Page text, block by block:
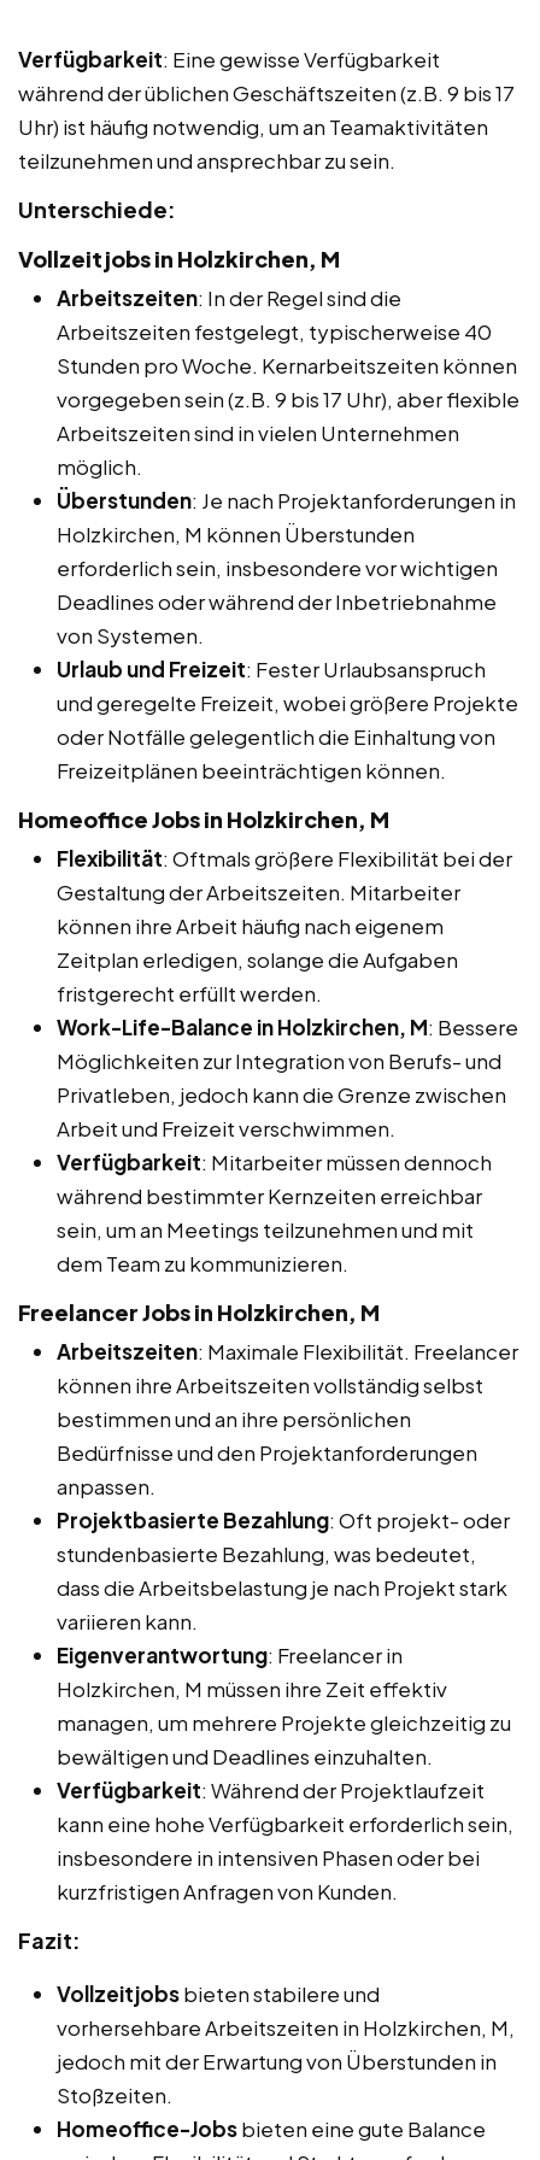
Verfügbarkeit: Eine gewisse Verfügbarkeit
während der üblichen Geschäftszeiten (z.B. 9 bis 17
Uhr) ist häufig notwendig, um an Teamaktivitäten
teilzunehmen und ansprechbar zu sein.
Unterschiede:
Vollzeitjobs in Holzkirchen, M
Arbeitszeiten: In der Regel sind die
Arbeitszeiten festgelegt, typischerweise 40
Stunden pro Woche. Kernarbeitszeiten können
vorgegeben sein (z.B. 9 bis 17 Uhr), aber flexible
Arbeitszeiten sind in vielen Unternehmen
möglich.
Überstunden: Je nach Projektanforderungen in
Holzkirchen, M können Überstunden
erforderlich sein, insbesondere vor wichtigen
Deadlines oder während der Inbetriebnahme
von Systemen.
Urlaub und Freizeit: Fester Urlaubsanspruch
und geregelte Freizeit, wobei größere Projekte
oder Notfälle gelegentlich die Einhaltung von
Freizeitplänen beeinträchtigen können.
Homeoffice Jobs in Holzkirchen, M
Flexibilität: Oftmals größere Flexibilität bei der
Gestaltung der Arbeitszeiten. Mitarbeiter
können ihre Arbeit häufig nach eigenem
Zeitplan erledigen, solange die Aufgaben
fristgerecht erfüllt werden.
Work-Life-Balance in Holzkirchen, M: Bessere
Möglichkeiten zur Integration von Berufs- und
Privatleben, jedoch kann die Grenze zwischen
Arbeit und Freizeit verschwimmen.
Verfügbarkeit: Mitarbeiter müssen dennoch
während bestimmter Kernzeiten erreichbar
sein, um an Meetings teilzunehmen und mit
dem Team zu kommunizieren.
Freelancer Jobs in Holzkirchen, M
Arbeitszeiten: Maximale Flexibilität. Freelancer
können ihre Arbeitszeiten vollständig selbst
bestimmen und an ihre persönlichen
Bedürfnisse und den Projektanforderungen
anpassen.
Projektbasierte Bezahlung: Oft projekt- oder
stundenbasierte Bezahlung, was bedeutet,
dass die Arbeitsbelastung je nach Projekt stark
variieren kann.
Eigenverantwortung: Freelancer in
Holzkirchen, M müssen ihre Zeit effektiv
managen, um mehrere Projekte gleichzeitig zu
bewältigen und Deadlines einzuhalten.
Verfügbarkeit: Während der Projektlaufzeit
kann eine hohe Verfügbarkeit erforderlich sein,
insbesondere in intensiven Phasen oder bei
kurzfristigen Anfragen von Kunden.
Fazit:
Vollzeitjobsbieten stabilere und
vorhersehbare Arbeitszeiten in Holzkirchen, M,
jedoch mit der Erwartung von Überstunden in
Stoßzeiten.
Homeoffice-Jobsbieten eine gute Balance